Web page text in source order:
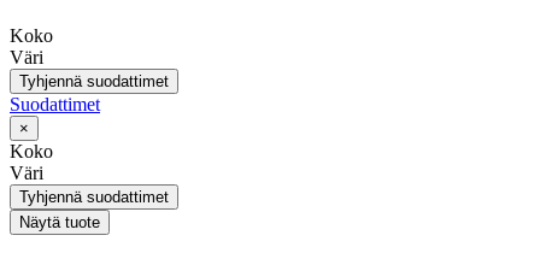
Koko
Väri
Tyhjennä suodattimet
Suodattimet
×
Koko
Väri
Tyhjennä suodattimet
Näytä tuote